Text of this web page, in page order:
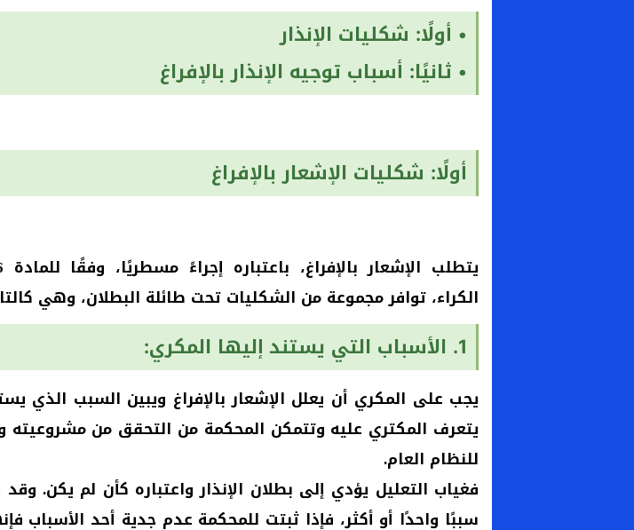
• أولًا: شكليات الإنذار
• ثانيًا: أسباب توجيه الإنذار بالإفراغ
أولًا: شكليات الإشعار بالإفراغ
الكراء، توافر مجموعة من الشكليات تحت طائلة البطلان، وهي
1. الأسباب التي يستند إليها المكري:
يجب على المكري أن يعلل الإشعار بالإفراغ ويبين السبب الذي
يتعرف المكتري عليه وتتمكن المحكمة من التحقق من مشروعيته
للنظام العام.
فغياب التعليل يؤدي إلى بطلان الإنذار واعتباره كأن لم يكن. وقد
سببًا واحدًا أو أكثر، فإذا ثبتت للمحكمة عدم جدية أحد الأسباب